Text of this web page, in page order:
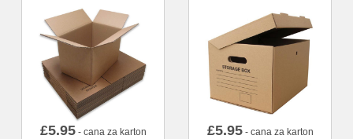
£5.95- cana za karton £5.95- cana za karton